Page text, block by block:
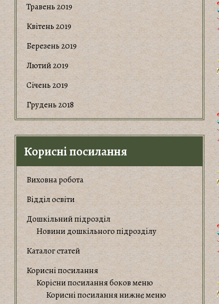
Травень 2019
Квітень 2019
Березень 2019
Лютий 2019
Січень 2019
Грудень 2018
Корисні посилання
Виховна робота
Відділ освіти
Дошкільний підрозділ
Новини дошкільного підрозділу
Каталог статей
Корисні посилання
Корiсни посилання боков меню
Корисні посилання нижнє меню